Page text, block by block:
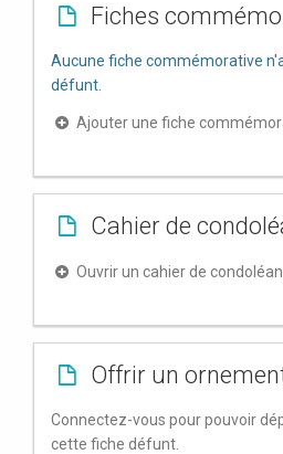
Fiches
Aucune fiche commémorative
défunt.
Ajouter une fiche
Cahier de
Ouvrir un cahier de
Offrir un
Connectez-vous pour pouvoir
cette fiche défunt.